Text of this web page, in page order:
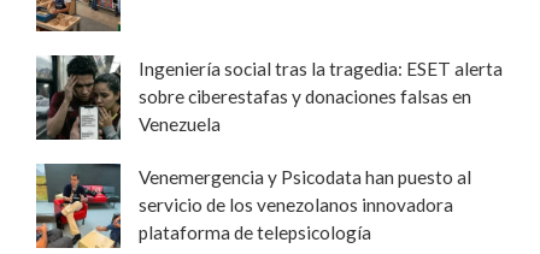
Ingeniería social tras la tragedia: ESET alerta
sobre ciberestafas y donaciones falsas en
Venezuela
Venemergencia y Psicodata han puesto al
servicio de los venezolanos innovadora
plataforma de telepsicología